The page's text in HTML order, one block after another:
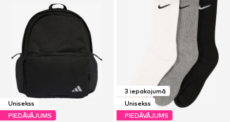
Unisekss
PIEDĀVĀJUMS
3 iepakojumā
Unisekss
PIEDĀVĀJUMS